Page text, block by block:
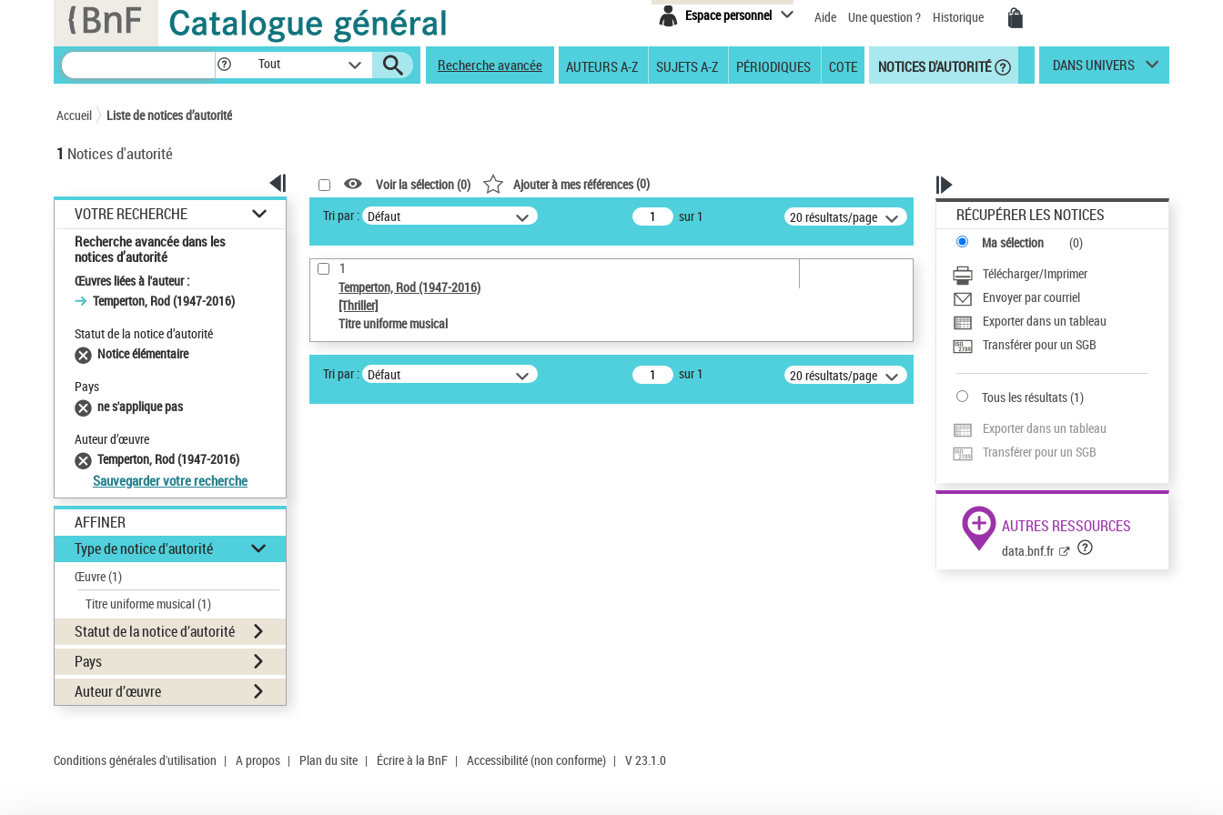
Espace personnel Aide Une question ? Historique
Tout Recherche avancée AUTEURS A-Z SUJETS A-Z PÉRIODIQUES COTE NOTICES D'AUTORITÉ DANS UNIVERS
Accueil Liste de notices d’autorité
1 Notices d'autorité
VOTRE RECHERCHE
Recherche avancée dans les
notices d’autorité
Œuvres liées à l'auteur :
Temperton, Rod (1947-2016)
Statut de la notice d’autorité
Notice élémentaire
Pays
ne s'applique pas
Auteur d’œuvre
Temperton, Rod (1947-2016)
Sauvegarder votre recherche
AFFINER
Type de notice d'autorité
Œuvre(1)
Titre uniforme musical(1)
Statut de la notice d’autorité
Pays
Auteur d’œuvre
Voir la sélection (0) Ajouter à mes références(0)
Tri par : Défaut sur 1 20 résultats/page
1
Temperton, Rod (1947-2016)
[Thriller]
Titre uniforme musical
Tri par : Défaut sur 1 20 résultats/page
RÉCUPÉRER LES NOTICES
Ma sélection (0)
Télécharger/Imprimer
Envoyer par courriel
Exporter dans un tableau
Transférer pour un SGB
Tous les résultats(1)
Exporter dans un tableau
Transférer pour un SGB
AUTRES RESSOURCES
data.bnf.fr
Conditions générales d'utilisation | A propos | Plan du site | Écrire à la BnF | Accessibilité (non conforme) | V 23.1.0
Panneau de gestion des cookies